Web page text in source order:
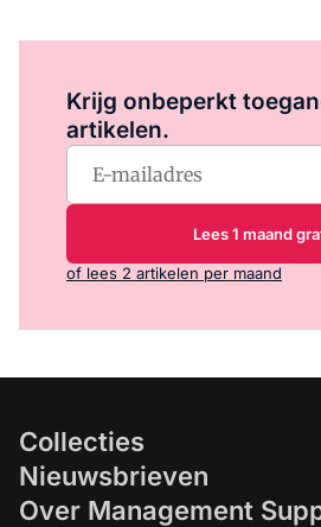
Krijg onbeperkt
artikelen.
Lees 1 maand
of lees 2 artikelen per maand
Collecties
Nieuwsbrieven
Over Management